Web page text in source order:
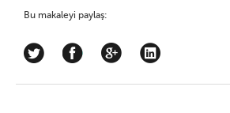
Bu makaleyi paylaş: